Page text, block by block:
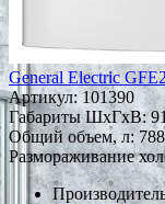
General Electric
Артикул: 101390
Габариты ШxГxВ:
Общий объем, л: 788
Размораживание